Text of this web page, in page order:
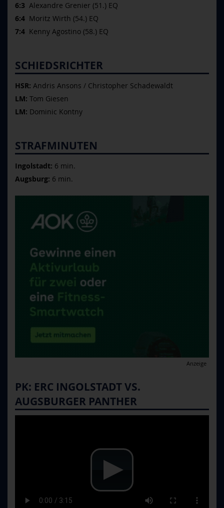
6:3 Alexandre Grenier (51.) EQ
6:4 Moritz Wirth (54.) EQ
7:4 Kenny Agostino (58.) EQ
SCHIEDSRICHTER
HSR: Andris Ansons / Christopher Schadewaldt
LM: Tom Giesen
LM: Dominic Kontny
STRAFMINUTEN
Ingolstadt: 6 min.
Augsburg: 6 min.
Anzeige
PK: ERC INGOLSTADT VS.
AUGSBURGER PANTHER